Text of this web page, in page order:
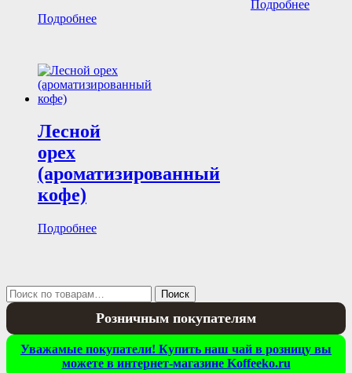
Подробнее
Подробнее
Лесной
орех
(ароматизированный
кофе)
Подробнее
Искать: Поиск
Розничным покупателям
Уважамые покупатели! Купить наш чай в розницу вы
можете в интернет-магазине Koffeeko.ru